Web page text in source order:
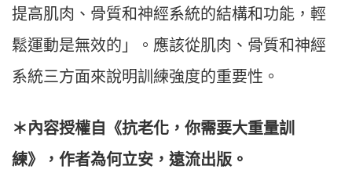
提高肌肉、骨質和神經系統的結構和功能，輕
鬆運動是無效的」。應該從肌肉、骨質和神經
系統三方面來說明訓練強度的重要性。
＊內容授權自《抗老化，你需要大重量訓
練》，作者為何立安，遠流出版。